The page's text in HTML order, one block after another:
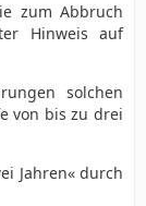
zum Abbruch
Hinweis auf
solchen
von bis zu drei
Jahren« durch